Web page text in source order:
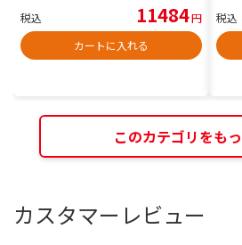
税込 11484円
カートに入れる
税込
このカテゴリをも
カスタマーレビュー